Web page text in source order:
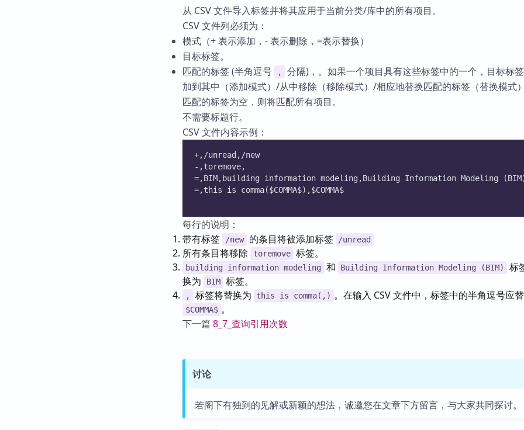
从 CSV 文件导入标签并将其应用于当前分类/库中的所有项目。
CSV 文件列必须为：
模式（+ 表示添加，- 表示删除，=表示替换）
目标标签。
匹配的标签 (半角逗号
,
分隔)，。如果一个项目具有这些标签中的一个，目标标
加到其中（添加模式）/从中移除（移除模式）/相应地替换匹配的标签（替换模式
匹配的标签为空，则将匹配所有项目。
不需要标题行。
CSV 文件内容示例：
+,/unread,/new
-,toremove,
=,BIM,building information modeling,Building Information Modeling
=,this is comma($COMMA$),$COMMA$
每行的说明：
带有标签
/new 的条目将被添加标签 /unread
所有条目将移除 toremove 标签。
building information modeling 和 Building Information Modeling (BIM)
标
换为
BIM 标签。
, 标签将替换为 this is comma(,) 。在输入 CSV 文件中，标签中的半角逗号应
$COMMA$ 。
下一篇 8_7_查询引用次数
讨论
若阁下有独到的见解或新颖的想法，诚邀您在文章下方留言，与大家共同探讨。